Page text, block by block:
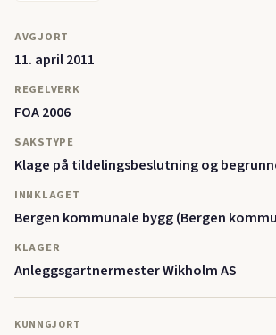
AVGJORT
11. april 2011
REGELVERK
FOA 2006
SAKSTYPE
Klage på tildelingsbeslutning og
INNKLAGET
Bergen kommunale bygg (Bergen
KLAGER
Anleggsgartnermester Wikholm AS
KUNNGJORT